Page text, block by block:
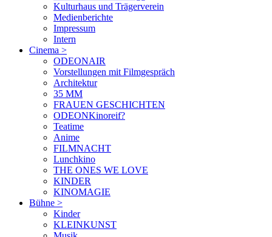
Kulturhaus und Trägerverein
Medienberichte
Impressum
Intern
Cinema >
ODEONAIR
Vorstellungen mit Filmgespräch
Architektur
35 MM
FRAUEN GESCHICHTEN
ODEONKinoreif?
Teatime
Anime
FILMNACHT
Lunchkino
THE ONES WE LOVE
KINDER
KINOMAGIE
Bühne >
Kinder
KLEINKUNST